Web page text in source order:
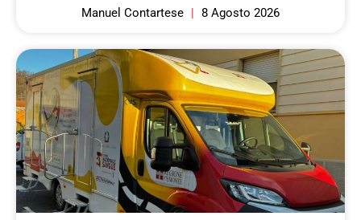
Manuel Contartese 8 Agosto 2026